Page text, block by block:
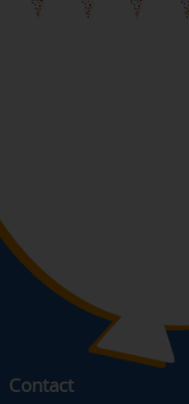
Contact